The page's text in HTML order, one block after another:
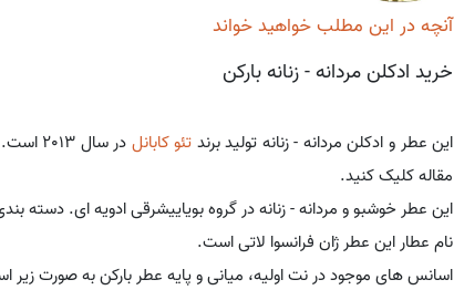
آنچه در این مطلب خواهید خواند
خرید ادکلن مردانه - زنانه بارکن
این عطر و ادکلن مردانه - زنانه تولید برند تئو کابانل در سال 2013 است. برای
مقاله کلیک کنید.
این عطر خوشبو و مردانه - زنانه در گروه بویاییشرقی ادویه ای. دسته
نام عطار این عطر ژان فرانسوا لاتی است.
اسانس های موجود در نت اولیه، میانی و پایه عطر بارکن به صورت زیر